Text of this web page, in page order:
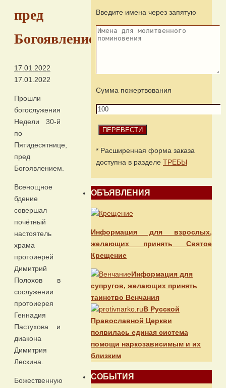
пред
Богоявлением
17.01.2022
17.01.2022
Прошли
богослужения
Недели 30-й
по
Пятидесятнице,
пред
Богоявлением.
Всенощное
бдение
совершал
почётный
настоятель
храма
протоиерей
Димитрий
Полохов в
сослужении
протоиерея
Геннадия
Пастухова и
диакона
Димитрия
Лескина.
Божественную
Введите имена через запятую
Сумма пожертвования
* Расширенная форма заказа
доступна в разделе ТРЕБЫ
ОБЪЯВЛЕНИЯ
Информация для взрослых,
желающих принять Святое
Крещение
Информация для
супругов, желающих принять
таинство Венчания
В Русской
Православной Церкви
появилась единая система
помощи наркозависимым и их
близким
СОБЫТИЯ